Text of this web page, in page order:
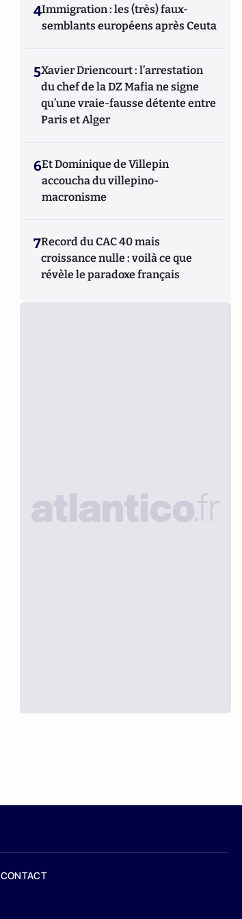
4Immigration : les (très) faux-
semblants européens après Ceuta
5Xavier Driencourt : l’arrestation
du chef de la DZ Mafia ne signe
qu’une vraie-fausse détente entre
Paris et Alger
6Et Dominique de Villepin
accoucha du villepino-
macronisme
7Record du CAC 40 mais
croissance nulle : voilà ce que
révèle le paradoxe français
CONTACT